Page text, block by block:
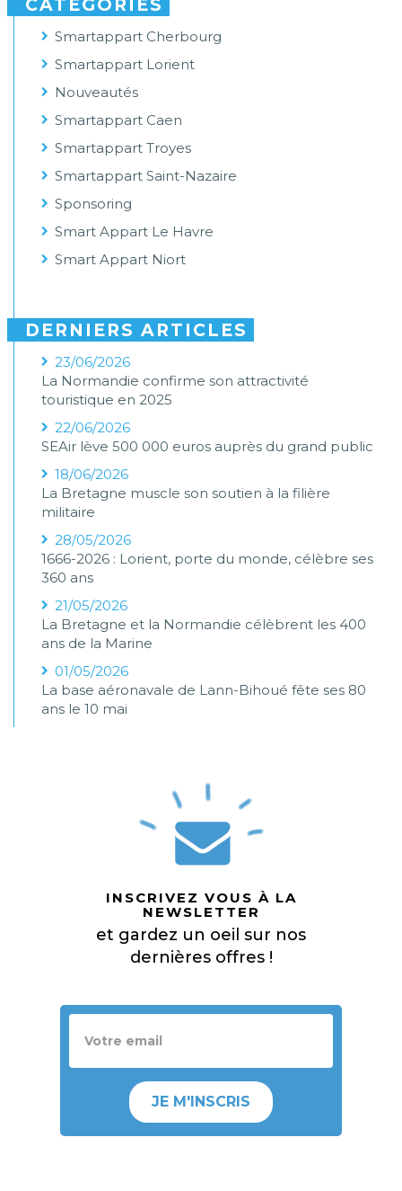
CATÉGORIES
Smartappart Cherbourg
Smartappart Lorient
Nouveautés
Smartappart Caen
Smartappart Troyes
Smartappart Saint-Nazaire
Sponsoring
Smart Appart Le Havre
Smart Appart Niort
DERNIERS ARTICLES
23/06/2026
La Normandie confirme son attractivité
touristique en 2025
22/06/2026
SEAir lève 500 000 euros auprès du grand public
18/06/2026
La Bretagne muscle son soutien à la filière
militaire
28/05/2026
1666-2026 : Lorient, porte du monde, célèbre ses
360 ans
21/05/2026
La Bretagne et la Normandie célèbrent les 400
ans de la Marine
01/05/2026
La base aéronavale de Lann-Bihoué fête ses 80
ans le 10 mai
INSCRIVEZ VOUS À LA
NEWSLETTER
et gardez un oeil sur nos
dernières offres !
JE M'INSCRIS